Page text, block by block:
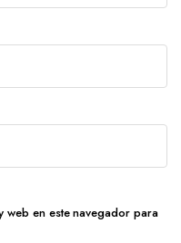
en este navegador para